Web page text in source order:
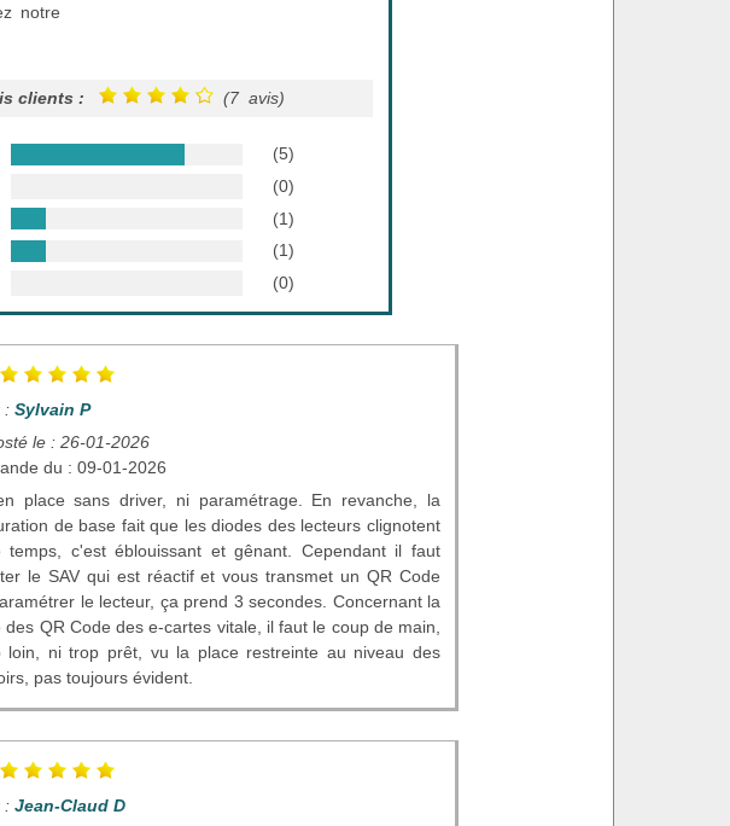
notre
clients : (7 avis)
(5)
(0)
(1)
(1)
(0)
: Sylvain P
le : 26-01-2026
du : 09-01-2026
place sans driver, ni paramétrage. En revanche, la
de base fait que les diodes des lecteurs clignotent
temps, c'est éblouissant et gênant. Cependant il faut
le SAV qui est réactif et vous transmet un QR Code
le lecteur, ça prend 3 secondes. Concernant la
des QR Code des e-cartes vitale, il faut le coup de main,
loin, ni trop prêt, vu la place restreinte au niveau des
pas toujours évident.
: Jean-Claud D